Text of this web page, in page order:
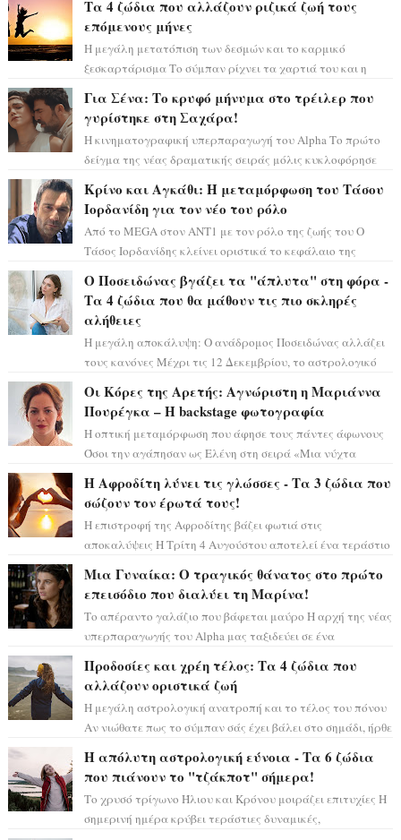
Τα 4 ζώδια που αλλάζουν ριζικά ζωή τους
επόμενους μήνες
Η μεγάλη μετατόπιση των δεσμών και το καρμικό
ξεσκαρτάρισμα Το σύμπαν ρίχνει τα χαρτιά του και η
Για Σένα: Το κρυφό μήνυμα στο τρέιλερ που
γυρίστηκε στη Σαχάρα!
Η κινηματογραφική υπερπαραγωγή του Alpha Το πρώτο
δείγμα της νέας δραματικής σειράς μόλις κυκλοφόρησε
Κρίνο και Αγκάθι: Η μεταμόρφωση του Τάσου
Ιορδανίδη για τον νέο του ρόλο
Από το MEGA στον ΑΝΤ1 με τον ρόλο της ζωής του Ο
Τάσος Ιορδανίδης κλείνει οριστικά το κεφάλαιο της
Ο Ποσειδώνας βγάζει τα "άπλυτα" στη φόρα -
Τα 4 ζώδια που θα μάθουν τις πιο σκληρές
αλήθειες
Η μεγάλη αποκάλυψη: Ο ανάδρομος Ποσειδώνας αλλάζει
τους κανόνες Μέχρι τις 12 Δεκεμβρίου, το αστρολογικό
Οι Κόρες της Αρετής: Αγνώριστη η Μαριάννα
Πουρέγκα – H backstage φωτογραφία
Η οπτική μεταμόρφωση που άφησε τους πάντες άφωνους
Όσοι την αγάπησαν ως Ελένη στη σειρά «Μια νύχτα
Η Αφροδίτη λύνει τις γλώσσες - Τα 3 ζώδια που
σώζουν τον έρωτά τους!
Η επιστροφή της Αφροδίτης βάζει φωτιά στις
αποκαλύψεις Η Τρίτη 4 Αυγούστου αποτελεί ένα τεράστιο
Μια Γυναίκα: Ο τραγικός θάνατος στο πρώτο
επεισόδιο που διαλύει τη Μαρίνα!
Το απέραντο γαλάζιο που βάφεται μαύρο Η αρχή της νέας
υπερπαραγωγής του Alpha μας ταξιδεύει σε ένα
Προδοσίες και χρέη τέλος: Τα 4 ζώδια που
αλλάζουν οριστικά ζωή
Η μεγάλη αστρολογική ανατροπή και το τέλος του πόνου
Αν νιώθατε πως το σύμπαν σάς έχει βάλει στο σημάδι, ήρθε
Η απόλυτη αστρολογική εύνοια - Τα 6 ζώδια
που πιάνουν το "τζάκποτ" σήμερα!
Το χρυσό τρίγωνο Ήλιου και Κρόνου μοιράζει επιτυχίες Η
σημερινή ημέρα κρύβει τεράστιες δυναμικές,